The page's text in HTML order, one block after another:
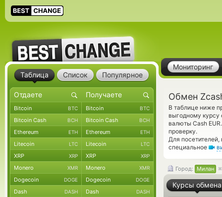
Мониторинг
Обмен
В таблице ниже
выгодному курсу
валюты Cash
проверку.
Для
специальное
Город: Милан
Курсы обмена
Таблица Список Популярное
Bitcoin BTC Bitcoin BTC
Bitcoin Cash BCH Bitcoin Cash BCH
Ethereum ETH Ethereum ETH
Litecoin LTC Litecoin LTC
XRP XRP XRP XRP
Monero XMR Monero XMR
Dogecoin DOGE Dogecoin DOGE
Dash DASH Dash DASH